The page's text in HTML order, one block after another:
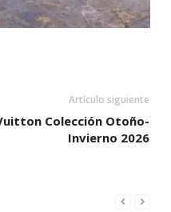
Artículo siguiente
Colección Otoño-
Invierno 2026